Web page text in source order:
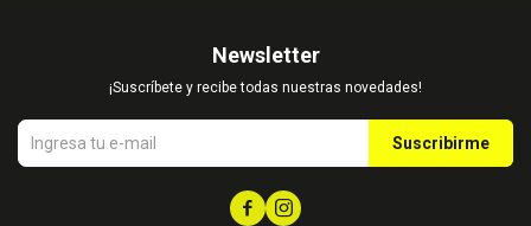
Newsletter
¡Suscríbete y recibe todas nuestras novedades!
Suscribirme
 